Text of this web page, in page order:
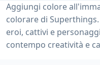
Aggiungi colore
colorare di
eroi, cattivi e
contempo creatività e